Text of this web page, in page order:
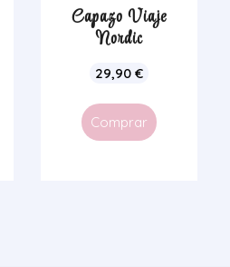
Capazo Viaje
Nordic
29,90€
Comprar